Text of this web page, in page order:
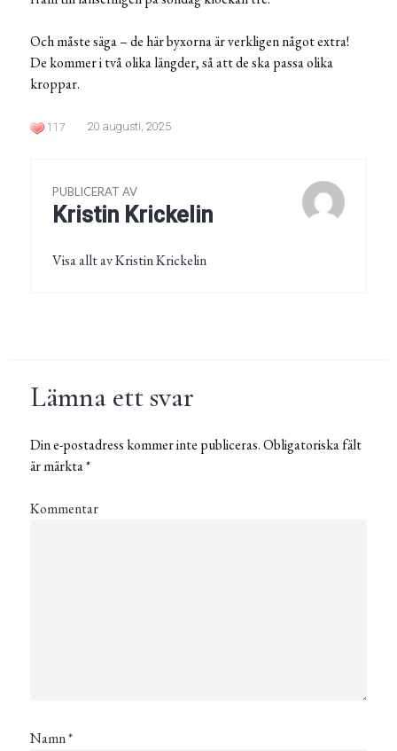
Och måste säga – de här byxorna är verkligen något extra!
De kommer i två olika längder, så att de ska passa olika
kroppar.
117 20 augusti, 2025
PUBLICERAT AV
Kristin Krickelin
Visa allt av Kristin Krickelin
Lämna ett svar
Din e-postadress kommer inte publiceras.Obligatoriska fält
är märkta*
Kommentar
Namn*